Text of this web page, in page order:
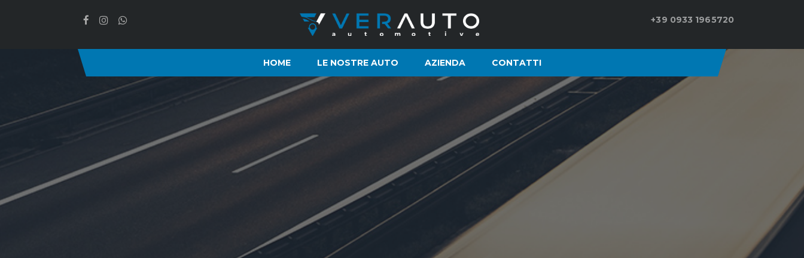
+39 0933 1965720
HOME LE NOSTRE AUTO AZIENDA CONTATTI